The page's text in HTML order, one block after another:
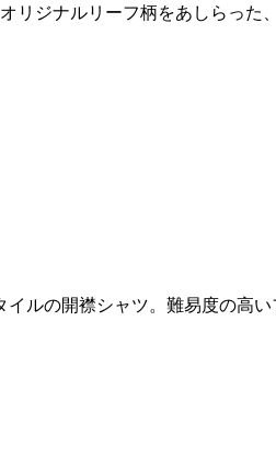
ジナルリーフ柄をあしらった
ルの開襟シャツ。難易度の高